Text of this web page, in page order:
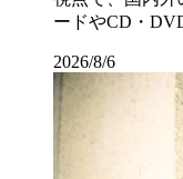
ードやCD・
2026/8/6